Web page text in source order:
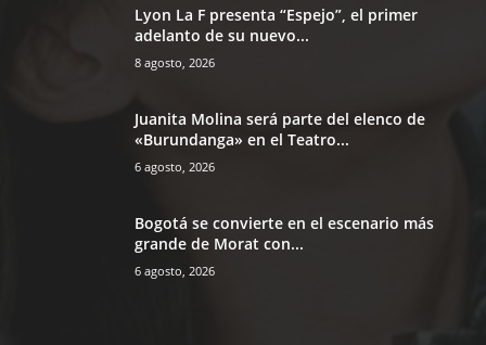
Lyon La F presenta “Espejo”, el primer
adelanto de su nuevo...
8 agosto, 2026
Juanita Molina será parte del elenco de
«Burundanga» en el Teatro...
6 agosto, 2026
Bogotá se convierte en el escenario más
grande de Morat con...
6 agosto, 2026